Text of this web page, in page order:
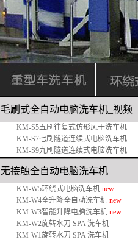
毛刷式全自动电脑洗车机_ 视频
KM-S5五刷往复式仿形风干洗车机
KM-S7七刷隧道连续式电脑洗车机
KM-S9九刷隧道连续式电脑洗车机
无接触全自动电脑洗车机
KM-W5环绕式电脑洗车机 new
KM-W4全升降全自动洗车机 new
KM-W3智能升降电脑洗车机 new
KM-W2旋转水刀 SPA 洗车机
KM-W1旋转水刀 SPA 洗车机